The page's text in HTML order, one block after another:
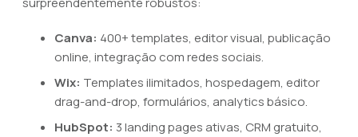
Canva: 400+ templates, editor visual, publicação
online, integração com redes sociais.
Wix: Templates ilimitados, hospedagem, editor
drag-and-drop, formulários, analytics básico.
HubSpot: 3 landing pages ativas, CRM gratuito,